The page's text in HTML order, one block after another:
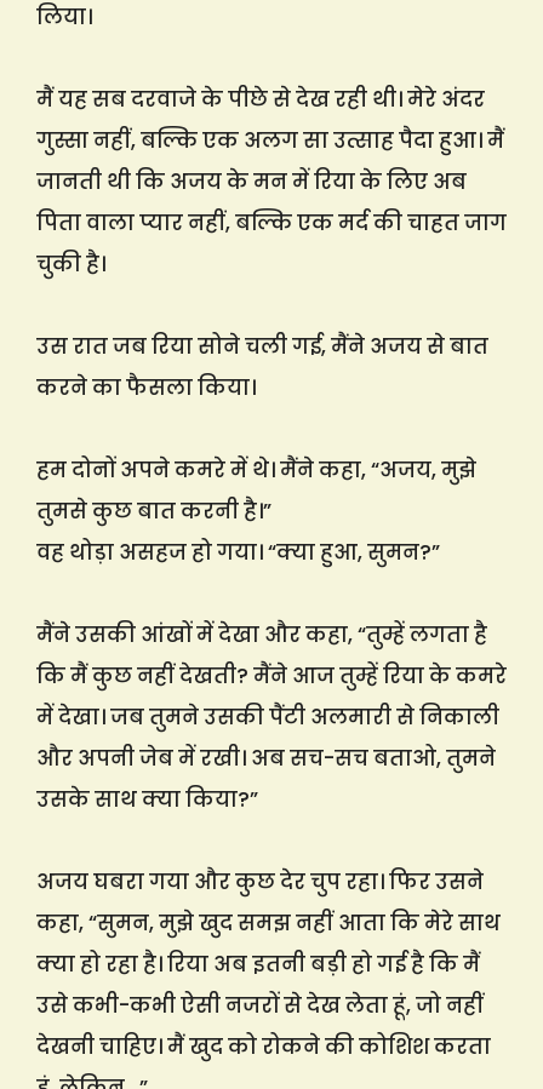
लिया।
मैं यह सब दरवाजे के पीछे से देख रही थी। मेरे अंदर
गुस्सा नहीं, बल्कि एक अलग सा उत्साह पैदा हुआ। मैं
जानती थी कि अजय के मन में रिया के लिए अब
पिता वाला प्यार नहीं, बल्कि एक मर्द की चाहत जाग
चुकी है।
उस रात जब रिया सोने चली गई, मैंने अजय से बात
करने का फैसला किया।
हम दोनों अपने कमरे में थे। मैंने कहा, “अजय, मुझे
तुमसे कुछ बात करनी है।”
वह थोड़ा असहज हो गया। “क्या हुआ, सुमन?”
मैंने उसकी आंखों में देखा और कहा, “तुम्हें लगता है
कि मैं कुछ नहीं देखती? मैंने आज तुम्हें रिया के कमरे
में देखा। जब तुमने उसकी पैंटी अलमारी से निकाली
और अपनी जेब में रखी। अब सच-सच बताओ, तुमने
उसके साथ क्या किया?”
अजय घबरा गया और कुछ देर चुप रहा। फिर उसने
कहा, “सुमन, मुझे खुद समझ नहीं आता कि मेरे साथ
क्या हो रहा है। रिया अब इतनी बड़ी हो गई है कि मैं
उसे कभी-कभी ऐसी नजरों से देख लेता हूं, जो नहीं
देखनी चाहिए। मैं खुद को रोकने की कोशिश करता